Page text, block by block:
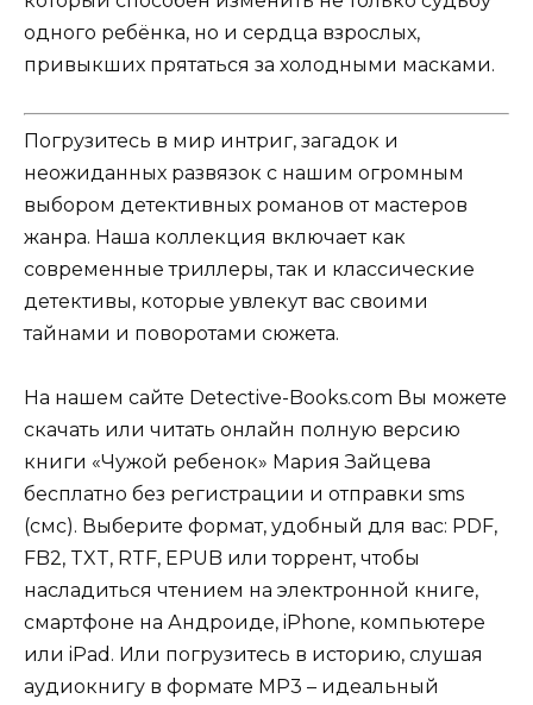
одного ребёнка, но и сердца взрослых,
привыкших прятаться за холодными масками.
Погрузитесь в мир интриг, загадок и
неожиданных развязок с нашим огромным
выбором детективных романов от мастеров
жанра. Наша коллекция включает как
современные триллеры, так и классические
детективы, которые увлекут вас своими
тайнами и поворотами сюжета.
На нашем сайте Detective-Books.com Вы можете
скачать или читать онлайн полную версию
книги «Чужой ребенок» Мария Зайцева
бесплатно без регистрации и отправки sms
(смс). Выберите формат, удобный для вас: PDF,
FB2, TXT, RTF, EPUB или торрент, чтобы
насладиться чтением на электронной книге,
смартфоне на Андроиде, iPhone, компьютере
или iPad. Или погрузитесь в историю, слушая
аудиокнигу в формате MP3 – идеальный